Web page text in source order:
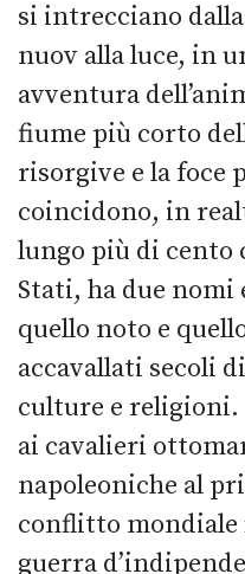
si intrecciano
nuov alla luce, in
avventura
fiume più corto
risorgive e la foce
coincidono, in
lungo più di
Stati, ha due
quello noto e
accavallati secoli
culture e
ai cavalieri
napoleoniche al
conflitto mondiale
guerra